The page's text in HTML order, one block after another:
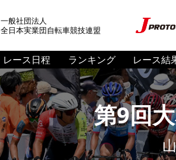
一般社団法人
全日本実業団自転車競技連盟
レース日程 ランキング レース結
第9回